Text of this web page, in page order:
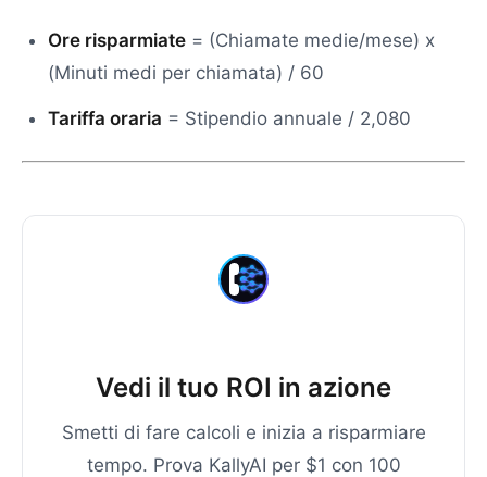
Ore risparmiate = (Chiamate medie/mese) x
(Minuti medi per chiamata) / 60
Tariffa oraria = Stipendio annuale / 2,080
Vedi il tuo ROI in azione
Smetti di fare calcoli e inizia a risparmiare
tempo. Prova KallyAI per $1 con 100